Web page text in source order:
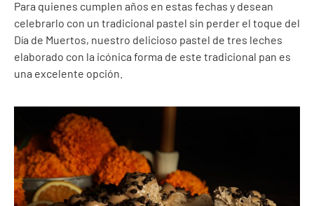
Para quienes cumplen años en estas fechas y desean
celebrarlo con un tradicional pastel sin perder el toque del
Día de Muertos, nuestro delicioso pastel de tres leches
elaborado con la icónica forma de este tradicional pan es
una excelente opción.